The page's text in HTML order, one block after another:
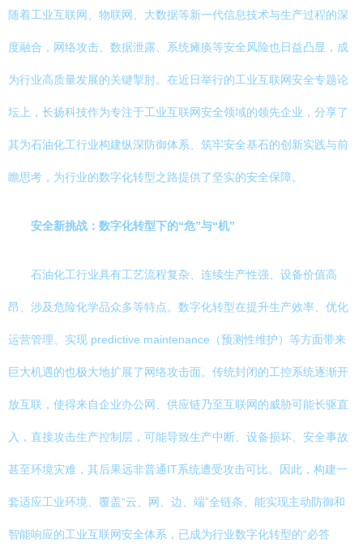
随着工业互联网、物联网、大数据等新一代信息技术与生产过程的深
度融合，网络攻击、数据泄露、系统瘫痪等安全风险也日益凸显，成
为行业高质量发展的关键掣肘。在近日举行的工业互联网安全专题论
坛上，长扬科技作为专注于工业互联网安全领域的领先企业，分享了
其为石油化工行业构建纵深防御体系、筑牢安全基石的创新实践与前
瞻思考，为行业的数字化转型之路提供了坚实的安全保障。
安全新挑战：数字化转型下的“危”与“机”
石油化工行业具有工艺流程复杂、连续生产性强、设备价值高
昂、涉及危险化学品众多等特点。数字化转型在提升生产效率、优化
运营管理、实现 predictive maintenance（预测性维护）等方面带来
巨大机遇的也极大地扩展了网络攻击面。传统封闭的工控系统逐渐开
放互联，使得来自企业办公网、供应链乃至互联网的威胁可能长驱直
入，直接攻击生产控制层，可能导致生产中断、设备损坏、安全事故
甚至环境灾难，其后果远非普通IT系统遭受攻击可比。因此，构建一
套适应工业环境、覆盖“云、网、边、端”全链条、能实现主动防御和
智能响应的工业互联网安全体系，已成为行业数字化转型的“必答